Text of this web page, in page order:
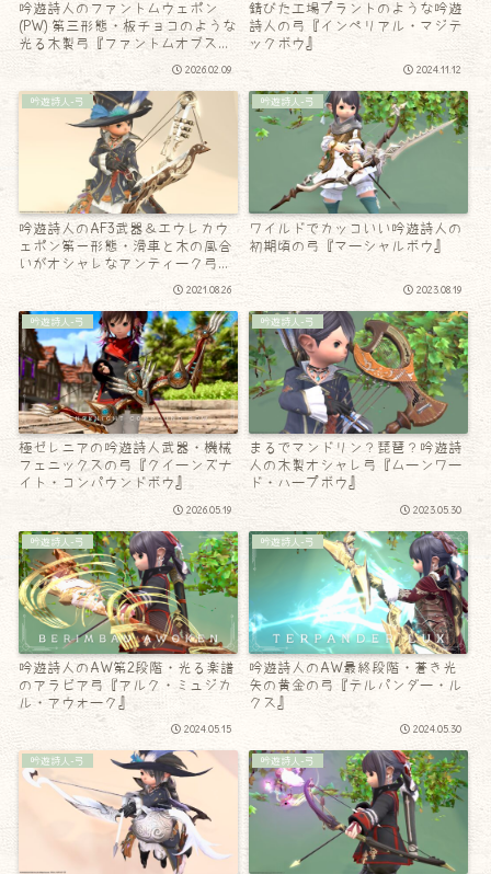
吟遊詩人のファントムウェポン
(PW) 第三形態・板チョコのような
光る木製弓『ファントムオブスキ
ュラム・ロングボウ』
2026.02.09
錆びた工場プラントのような吟遊
詩人の弓『インペリアル・マジテ
ックボウ』
2024.11.12
吟遊詩人-弓
吟遊詩人のAF3武器＆エウレカウ
ェポン第一形態・滑車と木の風合
いがオシャレなアンティーク弓
『フェイルノート』
2021.08.26
吟遊詩人-弓
ワイルドでカッコいい吟遊詩人の
初期頃の弓『マーシャルボウ』
2023.08.19
吟遊詩人-弓
極ゼレニアの吟遊詩人武器・機械
フェニックスの弓『クイーンズナ
イト・コンパウンドボウ』
2026.05.19
吟遊詩人-弓
まるでマンドリン？琵琶？吟遊詩
人の木製オシャレ弓『ムーンワー
ド・ハープボウ』
2023.05.30
吟遊詩人-弓
吟遊詩人のAW第2段階・光る楽譜
のアラビア弓『アルク・ミュジカ
ル・アウォーク』
2024.05.15
吟遊詩人-弓
吟遊詩人のAW最終段階・蒼き光
矢の黄金の弓『テルパンダー・ル
クス』
2024.05.30
吟遊詩人-弓 吟遊詩人-弓